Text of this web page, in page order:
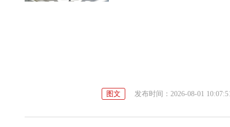
图文 发布时间：2026-08-01